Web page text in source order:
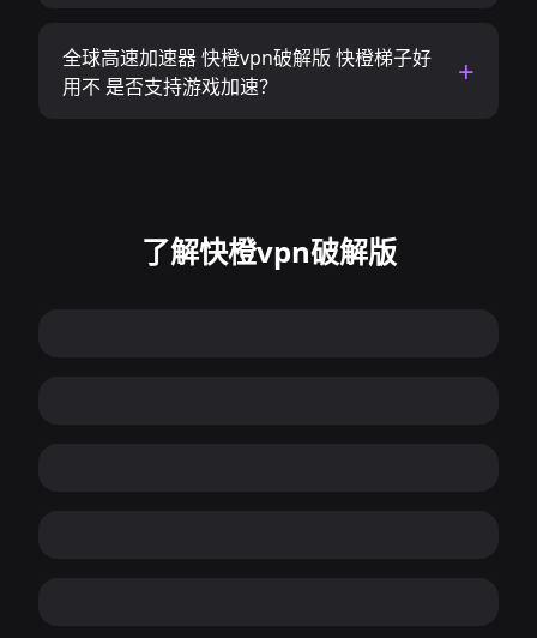
全球高速加速器 快橙vpn破解版 快橙梯子好
用不 是否支持游戏加速？
了解快橙vpn破解版